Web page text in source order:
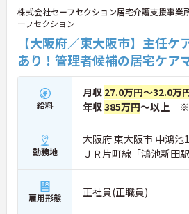
株式会社セーフセクション居宅介護支援事
ーフセクション
【大阪府／東大阪市】主任
あり！管理者候補の居宅ケア
給料
月収 27.0万円～32.0万
年収385万円～以上 ※
勤務地
大阪府 東大阪市 中鴻池
ＪＲ片町線「鴻池新田
雇用形態 正社員(正職員)